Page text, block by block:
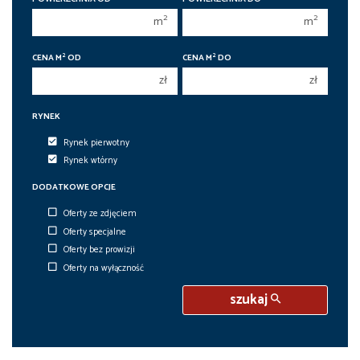
m2 m2
CENA M2OD
zł
CENA M2DO
zł
RYNEK
Rynek pierwotny
Rynek wtórny
DODATKOWE OPCJE
Oferty ze zdjęciem
Oferty specjalne
Oferty bez prowizji
Oferty na wyłączność
szukaj